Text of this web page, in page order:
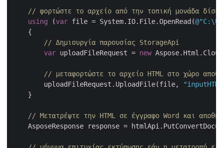
// φορτώστε το αρχείο από την τοπική μονάδα
using (var file = System.IO.File.OpenRead(
    {
// Δημιουργία παρουσίας StorageApi
var uploadFileRequest = new
// μεταφορτώστε το αρχείο HTML στο χώρο
        uploadFileRequest.UploadFile(file,
    }
// Μετατρέψτε την HTML σε έγγραφο Word και
AsposeResponse response =